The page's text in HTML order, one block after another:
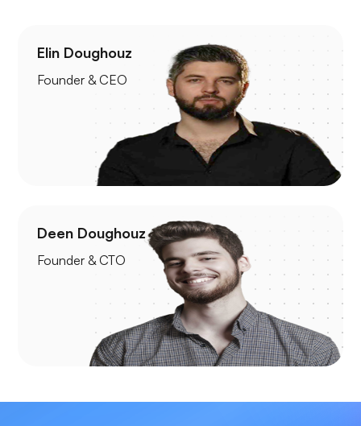
Elin Doughouz
Founder & CEO
Deen Doughouz
Founder & CTO